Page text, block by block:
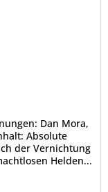
Dan Mora,
Absolute
der Vernichtung
Helden...